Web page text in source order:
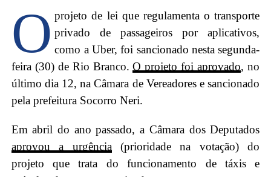
O projeto de lei que regulamenta o transporte
privado de passageiros por aplicativos,
como a Uber, foi sancionado nesta segunda-
feira (30) de Rio Branco.O projeto foi aprovado, no
último dia 12, na Câmara de Vereadores e sancionado
pela prefeitura Socorro Neri.
Em abril do ano passado, a Câmara dos Deputados
aprovou a urgência(prioridade na votação) do
projeto que trata do funcionamento de táxis e